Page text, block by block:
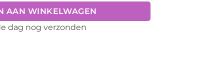
AAN WINKELWAGEN
dag nog verzonden